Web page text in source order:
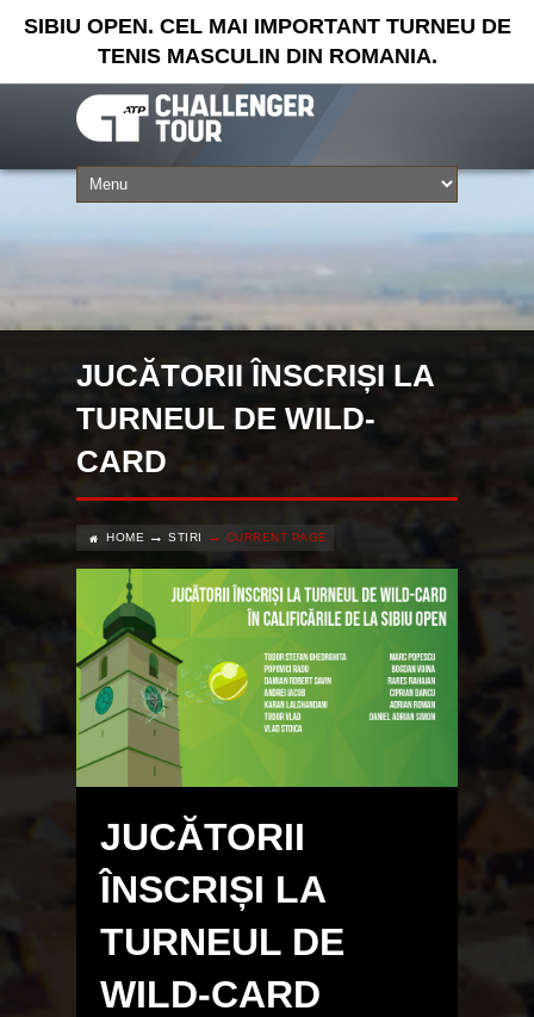
SIBIU OPEN. CEL MAI IMPORTANT TURNEU DE
TENIS MASCULIN DIN ROMANIA.
JUCĂTORII ÎNSCRIȘI LA
TURNEUL DE WILD-
CARD
HOME STIRI CURRENT PAGE
JUCĂTORII
ÎNSCRIȘI LA
TURNEUL DE
WILD-CARD